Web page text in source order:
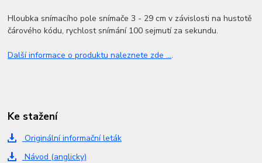
Hloubka snímacího pole snímače 3 - 29 cm v závislosti na hustotě
čárového kódu, rychlost snímání 100 sejmutí za sekundu.
Další informace o produktu naleznete zde ....
Ke stažení
Originální informační leták
Návod (anglicky)